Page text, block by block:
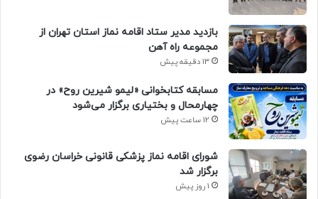
بازدید مدیر ستاد اقامه نماز استان تهران از
مجموعه راه آهن
13 دقیقه پیش
مسابقه کتابخوانی «لیمو شیرین روح» در
چهارمحال و بختیاری برگزار می‌شود
12 ساعت پیش
شورای اقامه نماز پزشکی قانونی خراسان رضوی
برگزار شد
1 روز پیش